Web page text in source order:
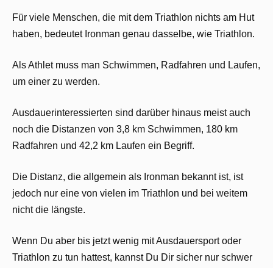
Für viele Menschen, die mit dem Triathlon nichts am Hut
haben, bedeutet Ironman genau dasselbe, wie Triathlon.
Als Athlet muss man Schwimmen, Radfahren und Laufen,
um einer zu werden.
Ausdauerinteressierten sind darüber hinaus meist auch
noch die Distanzen von 3,8 km Schwimmen, 180 km
Radfahren und 42,2 km Laufen ein Begriff.
Die Distanz, die allgemein als Ironman bekannt ist, ist
jedoch nur eine von vielen im Triathlon und bei weitem
nicht die längste.
Wenn Du aber bis jetzt wenig mit Ausdauersport oder
Triathlon zu tun hattest, kannst Du Dir sicher nur schwer